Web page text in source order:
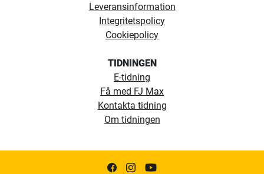
Leveransinformation
Integritetspolicy
Cookiepolicy
TIDNINGEN
E-tidning
Få med FJ Max
Kontakta tidning
Om tidningen